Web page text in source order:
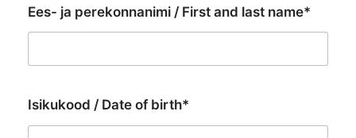
Ees- ja perekonnanimi / First and last name*
Isikukood / Date of birth*